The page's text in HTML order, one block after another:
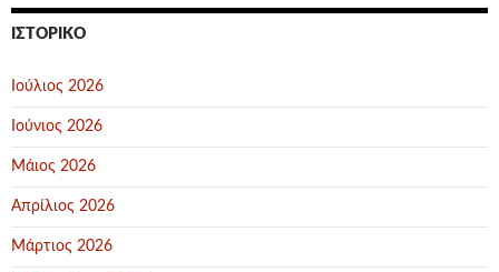
ΙΣΤΟΡΙΚΌ
Ιούλιος 2026
Ιούνιος 2026
Μάιος 2026
Απρίλιος 2026
Μάρτιος 2026